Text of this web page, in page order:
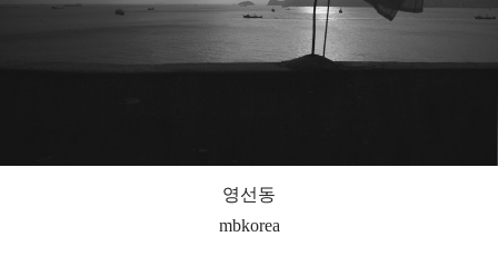
영선동
mbkorea